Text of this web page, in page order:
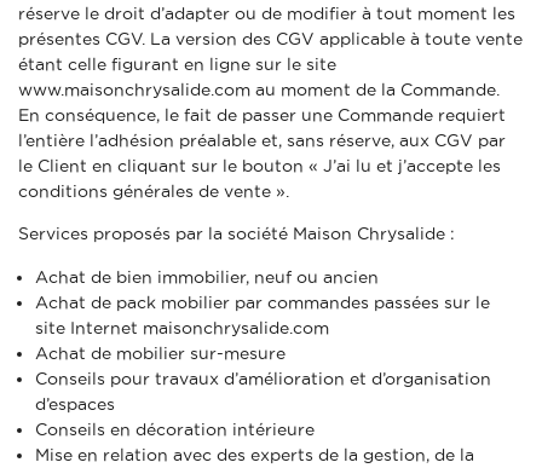
réserve le droit d’adapter ou de modifier à tout moment les
présentes CGV. La version des CGV applicable à toute vente
étant celle figurant en ligne sur le site
www.maisonchrysalide.com au moment de la Commande.
En conséquence, le fait de passer une Commande requiert
l’entière l’adhésion préalable et, sans réserve, aux CGV par
le Client en cliquant sur le bouton « J’ai lu et j’accepte les
conditions générales de vente ».
Services proposés par la société Maison Chrysalide :
Achat de bien immobilier, neuf ou ancien
Achat de pack mobilier par commandes passées sur le
site Internet maisonchrysalide.com
Achat de mobilier sur-mesure
Conseils pour travaux d’amélioration et d’organisation
d’espaces
Conseils en décoration intérieure
Mise en relation avec des experts de la gestion, de la